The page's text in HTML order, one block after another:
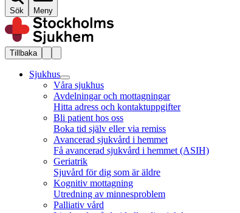
Sök Meny
Tillbaka
Sjukhus
Våra sjukhus
Avdelningar och mottagningar
Hitta adress och kontaktuppgifter
Bli patient hos oss
Boka tid själv eller via remiss
Avancerad sjukvård i hemmet
Få avancerad sjukvård i hemmet (ASIH)
Geriatrik
Sjuvård för dig som är äldre
Kognitiv mottagning
Utredning av minnesproblem
Palliativ vård